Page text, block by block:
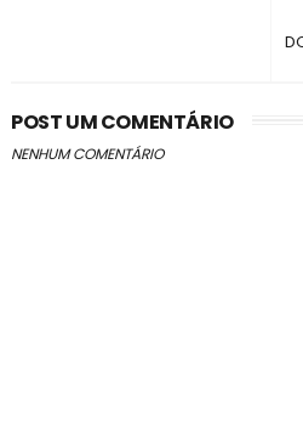
POST UM COMENTÁRIO
NENHUM COMENTÁRIO